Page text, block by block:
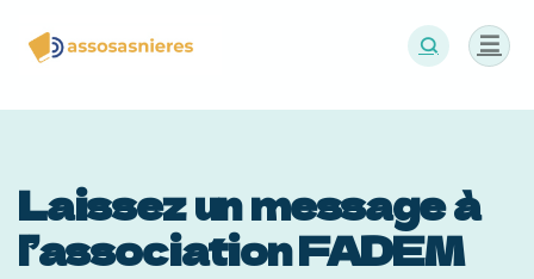
Laissez un message à
l’association FADEM